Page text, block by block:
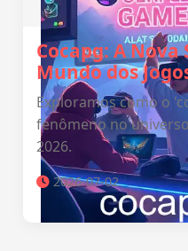
Cocapg: A Nova
Mundo dos
Exploramos como o
fenômeno no
2026.
2026-07-02